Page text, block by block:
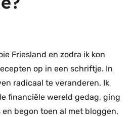
Friesland en zodra ik kon
op in een schriftje. In
radicaal te veranderen. Ik
financiële wereld gedag, ging
begon toen al met bloggen,